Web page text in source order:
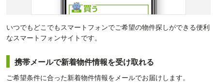
いつでもどこでもスマートフォンでご希望の物件探しができる便利
なスマートフォンサイトです。
携帯メールで新着物件情報を受け取れる
ご希望条件に合った新着物件情報をメールでお届けします。